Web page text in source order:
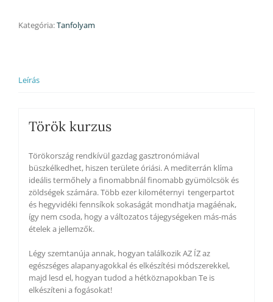
Ft/fő
Ft-
os
díjon
mennyiség
Kategória:Tanfolyam
Leírás
Török kurzus
Törökország rendkívül gazdag gasztronómiával
büszkélkedhet, hiszen területe óriási. A mediterrán klíma
ideális termőhely a finomabbnál finomabb gyümölcsök és
zöldségek számára. Több ezer kilométernyi tengerpartot
és hegyvidéki fennsíkok sokaságát mondhatja magáénak,
így nem csoda, hogy a változatos tájegységeken más-más
ételek a jellemzők.
Légy szemtanúja annak, hogyan találkozik AZ ÍZ az
egészséges alapanyagokkal és elkészítési módszerekkel,
majd lesd el, hogyan tudod a hétköznapokban Te is
elkészíteni a fogásokat!